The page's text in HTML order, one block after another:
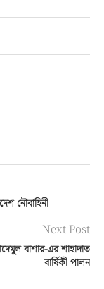
নৌবাহিনী
Next Post
বাশার-এর শাহাদাত
বার্ষিকী পালন